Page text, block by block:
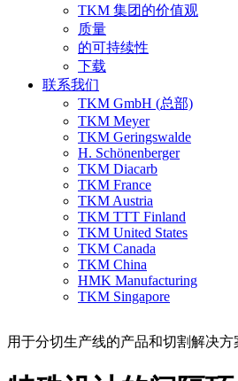
TKM 集团的价值观
质量
的可持续性
下载
联系我们
TKM GmbH (总部)
TKM Meyer
TKM Geringswalde
H. Schönenberger
TKM Diacarb
TKM France
TKM Austria
TKM TTT Finland
TKM United States
TKM Canada
TKM China
HMK Manufacturing
TKM Singapore
用于分切生产线的产品和切割解决方